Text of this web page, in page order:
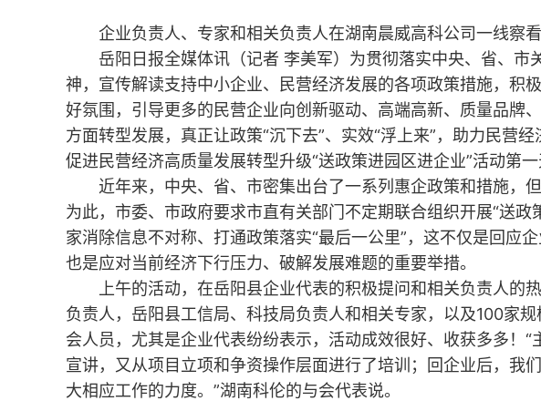
企业负责人、专家和相关负责人在湖南晨威高科公司一线察
岳阳日报全媒体讯（记者 李美军）为贯彻落实中央、省、市
神，宣传解读支持中小企业、民营经济发展的各项政策措施，积
好氛围，引导更多的民营企业向创新驱动、高端高新、质量品牌
方面转型发展，真正让政策“沉下去”、实效“浮上来”，助力民营
促进民营经济高质量发展转型升级“送政策进园区进企业”活动第
近年来，中央、省、市密集出台了一系列惠企政策和措施，但
为此，市委、市政府要求市直有关部门不定期联合组织开展“送政
家消除信息不对称、打通政策落实“最后一公里”，这不仅是回应
也是应对当前经济下行压力、破解发展难题的重要举措。
上午的活动，在岳阳县企业代表的积极提问和相关负责人的
负责人，岳阳县工信局、科技局负责人和相关专家，以及100家
会人员，尤其是企业代表纷纷表示，活动成效很好、收获多多！
宣讲，又从项目立项和争资操作层面进行了培训；回企业后，我
大相应工作的力度。”湖南科伦的与会代表说。